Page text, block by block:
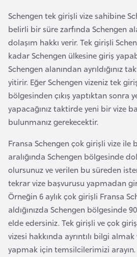
Schengen tek girişli vize sahibine
belirli bir süre zarfında Schengen
dolaşım hakkı verir. Tek girişli
kadar Schengen ülkesine giriş
Schengen alanından ayrıldığınız
yitirir. Eğer Schengen vizeniz tek
bölgesinden çıkış yaptıktan sonra
yapacağınız taktirde yeni bir vize
bulunmanız gerekecektir.
Fransa Schengen çok girişli vize ile
aralığında Schengen bölgesinde
olursunuz ve verilen bu süreden
tekrar vize başvurusu yapmadan
Örneğin 6 aylık çok girişli Fransa
aldığınızda Schengen bölgesinde
elde edersiniz. Tek girişli ve çok
vizesi hakkında ayrıntılı bilgi
yapmak için temsilcilerimizi arayın.
r
i
y
e
t
i
C
e
a
y
i
r
C